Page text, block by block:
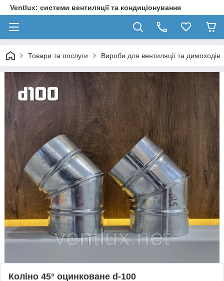
Ventlux: системи вентиляції та кондиціонування
Товари та послуги Вироби для вентиляції та димоходів
Коліно 45° оцинковане d-100